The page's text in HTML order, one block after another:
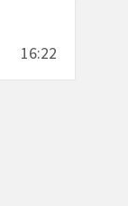
16:22